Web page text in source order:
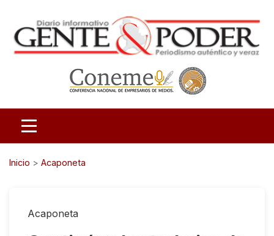
Inicio > Acaponeta
Acaponeta